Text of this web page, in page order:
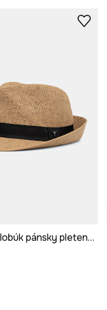
Slamený klobúk pánsky pletený s aplikáciou